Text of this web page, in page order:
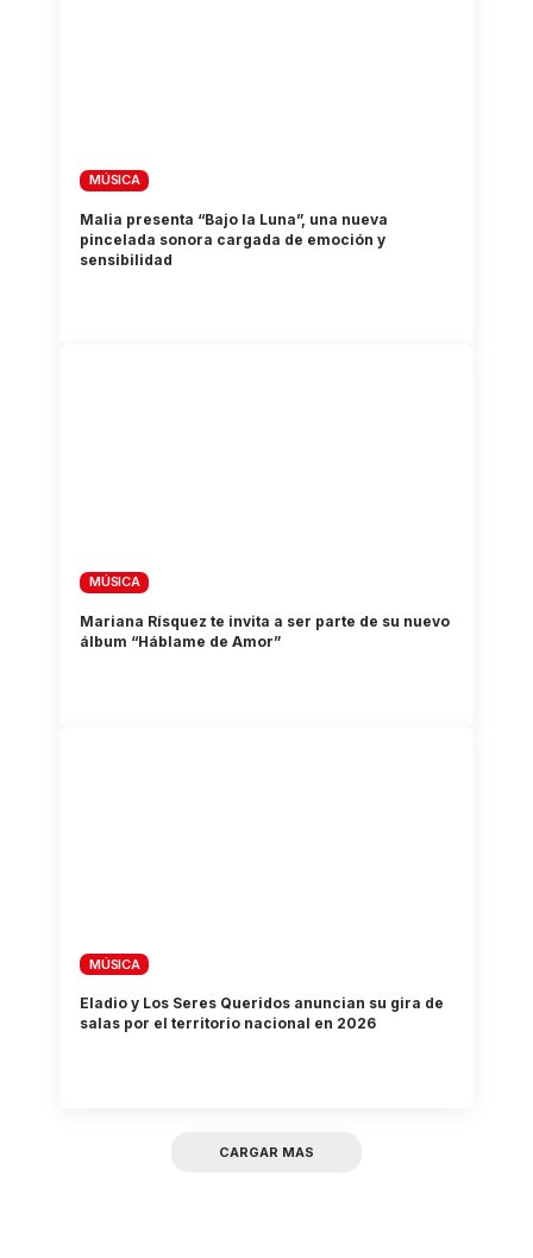
MÚSICA
Malia presenta “Bajo la Luna”, una nueva
pincelada sonora cargada de emoción y
sensibilidad
MÚSICA
Mariana Rísquez te invita a ser parte de su nuevo
álbum “Háblame de Amor”
MÚSICA
Eladio y Los Seres Queridos anuncian su gira de
salas por el territorio nacional en 2026
CARGAR MAS